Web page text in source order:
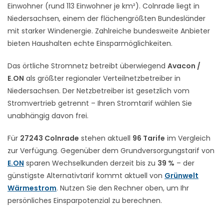
Einwohner (rund 113 Einwohner je km²). Colnrade liegt in
Niedersachsen, einem der flächengrößten Bundesländer
mit starker Windenergie. Zahlreiche bundesweite Anbieter
bieten Haushalten echte Einsparmöglichkeiten.
Das örtliche Stromnetz betreibt überwiegend Avacon /
E.ON als größter regionaler Verteilnetzbetreiber in
Niedersachsen. Der Netzbetreiber ist gesetzlich vom
Stromvertrieb getrennt – Ihren Stromtarif wählen Sie
unabhängig davon frei.
Für 27243 Colnrade stehen aktuell 96 Tarife im Vergleich
zur Verfügung. Gegenüber dem Grundversorgungstarif von
E.ON sparen Wechselkunden derzeit bis zu 39 % – der
günstigste Alternativtarif kommt aktuell von Grünwelt
Wärmestrom. Nutzen Sie den Rechner oben, um Ihr
persönliches Einsparpotenzial zu berechnen.